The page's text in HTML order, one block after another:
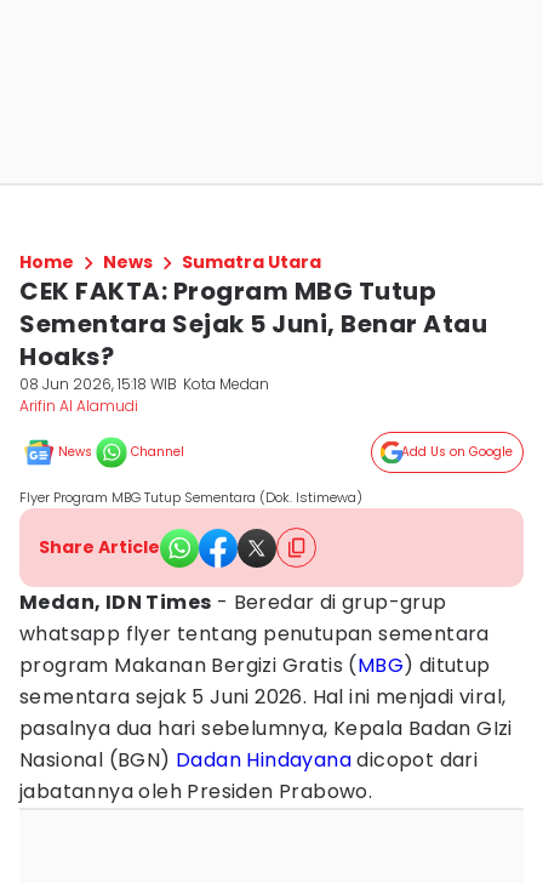
Home News Sumatra Utara
CEK FAKTA: Program MBG Tutup
Sementara Sejak 5 Juni, Benar Atau
Hoaks?
08 Jun 2026, 15:18 WIB Kota Medan
Arifin Al Alamudi
News Channel Add Us on Google
Flyer Program MBG Tutup Sementara (Dok. Istimewa)
Share Article
Medan, IDN Times - Beredar di grup-grup
whatsapp flyer tentang penutupan sementara
program Makanan Bergizi Gratis (MBG) ditutup
sementara sejak 5 Juni 2026. Hal ini menjadi viral,
pasalnya dua hari sebelumnya, Kepala Badan GIzi
Nasional (BGN) Dadan Hindayanadicopot dari
jabatannya oleh Presiden Prabowo.